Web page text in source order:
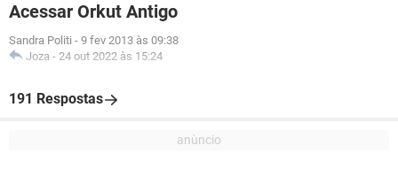
Acessar Orkut Antigo
Sandra Politi - 9 fev 2013 às 09:38
Joza - 24 out 2022 às 15:24
191 Respostas